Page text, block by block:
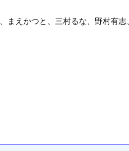
、まえかつと、三村るな、野村有